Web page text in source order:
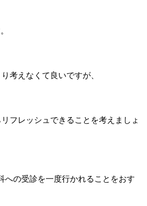
考えなくて良いですが、
フレッシュできることを考えましょ
への受診を一度行かれることをおす